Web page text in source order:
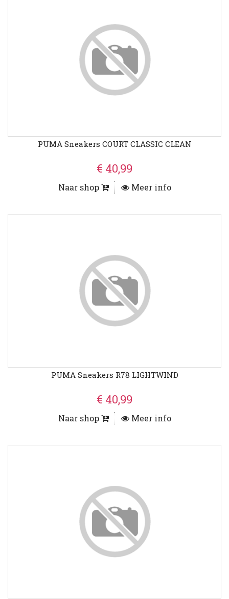
PUMA Sneakers COURT CLASSIC CLEAN
€ 40,99
Naar shop Meer info
PUMA Sneakers R78 LIGHTWIND
€ 40,99
Naar shop Meer info